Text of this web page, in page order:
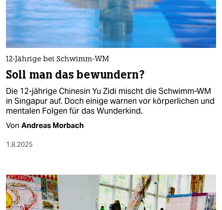
nord
wahrheit
verlag
verlag
veranstaltungen
shop
fragen & hilfe
abo
genossenschaft
12-Jährige bei Schwimm-WM
Soll man das bewundern?
Die 12-jährige Chinesin Yu Zidi mischt die Schwimm-WM
in Singapur auf. Doch einige warnen vor körperlichen und
mentalen Folgen für das Wunderkind.
Von Andreas Morbach
1.8.2025